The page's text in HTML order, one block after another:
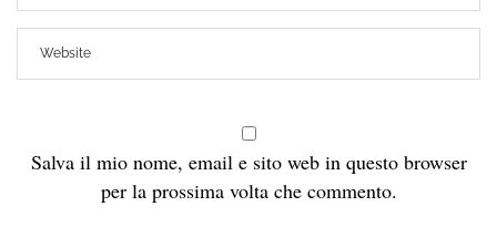
Salva il mio nome, email e sito web in questo browser
per la prossima volta che commento.